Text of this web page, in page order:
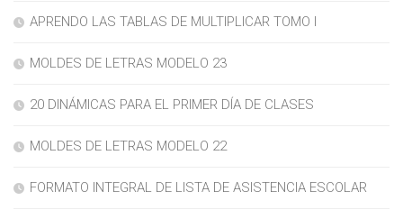
APRENDO LAS TABLAS DE MULTIPLICAR TOMO I
MOLDES DE LETRAS MODELO 23
20 DINÁMICAS PARA EL PRIMER DÍA DE CLASES
MOLDES DE LETRAS MODELO 22
FORMATO INTEGRAL DE LISTA DE ASISTENCIA ESCOLAR